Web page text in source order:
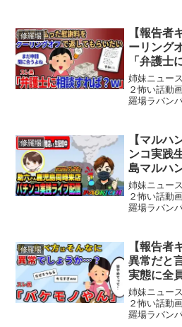
歳で最近離
です。元夫
し、離婚後
修羅場
【報告者
ーリング
「弁護士
【2chゆ
姉妹ニュー
２怖い話動
羅場ラバン
代の元兼業
司と浮気し
那に慰謝料
修羅場
【マルハ
ンコ実践
島マルハ
Day2（
ライブ配
姉妹ニュー
２怖い話動
羅場ラバン
改定）☆★☆
けておりま
さんから貴
修羅場
【報告者
異常だと
実態に全
くり解説
姉妹ニュー
２怖い話動
羅場ラバン